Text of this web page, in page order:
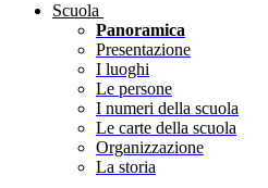
Scuola
Panoramica
Presentazione
I luoghi
Le persone
I numeri della scuola
Le carte della scuola
Organizzazione
La storia